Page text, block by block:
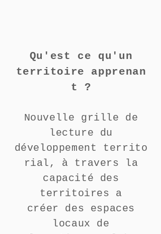
Qu'est ce qu'un
territoire apprenan
t ?
Nouvelle grille de
lecture du
développement
territo
rial, à travers la
capacité des
territoires a
créer des espaces
locaux de